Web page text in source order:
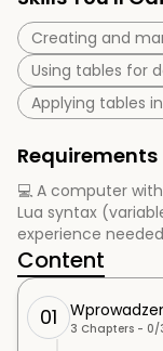
Creating and
Using tables for
Applying tables
Requirements
💻 A computer
Lua syntax
experience
Content
01 3 Chapters - 0/